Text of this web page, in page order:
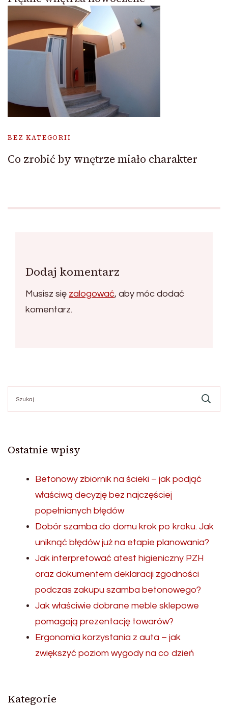
BEZ KATEGORII
Co zrobić by wnętrze miało charakter
Dodaj komentarz
Musisz się zalogować, aby móc dodać
komentarz.
Ostatnie wpisy
Betonowy zbiornik na ścieki – jak podjąć
właściwą decyzję bez najczęściej
popełnianych błędów
Dobór szamba do domu krok po kroku. Jak
uniknąć błędów już na etapie planowania?
Jak interpretować atest higieniczny PZH
oraz dokumentem deklaracji zgodności
podczas zakupu szamba betonowego?
Jak właściwie dobrane meble sklepowe
pomagają prezentację towarów?
Ergonomia korzystania z auta – jak
zwiększyć poziom wygody na co dzień
Kategorie